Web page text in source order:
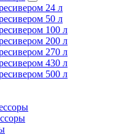
24 л
50 л
100 л
200 л
270 л
430 л
500 л